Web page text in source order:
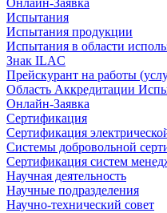
Испытания
Испытания продукции
Испытания в области
Знак ILAC
Прейскурант на работы
Область Аккредитации
Онлайн-Заявка
Сертификация
Сертификация
Системы добровольной
Сертификация систем
Научная деятельность
Научные подразделения
Научно-технический совет